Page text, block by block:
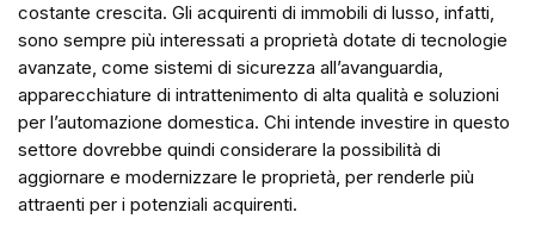
costante crescita. Gli acquirenti di immobili di lusso, infatti,
sono sempre più interessati a proprietà dotate di tecnologie
avanzate, come sistemi di sicurezza all’avanguardia,
apparecchiature di intrattenimento di alta qualità e soluzioni
per l’automazione domestica. Chi intende investire in questo
settore dovrebbe quindi considerare la possibilità di
aggiornare e modernizzare le proprietà, per renderle più
attraenti per i potenziali acquirenti.